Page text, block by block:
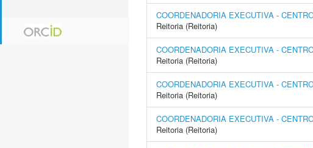
COORDENADORIA EXECUTIVA -
Reitoria (Reitoria)
COORDENADORIA EXECUTIVA -
Reitoria (Reitoria)
COORDENADORIA EXECUTIVA -
Reitoria (Reitoria)
COORDENADORIA EXECUTIVA -
Reitoria (Reitoria)